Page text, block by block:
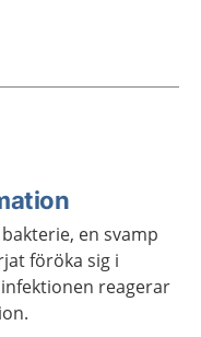
en svamp
föröka sig i
reagerar